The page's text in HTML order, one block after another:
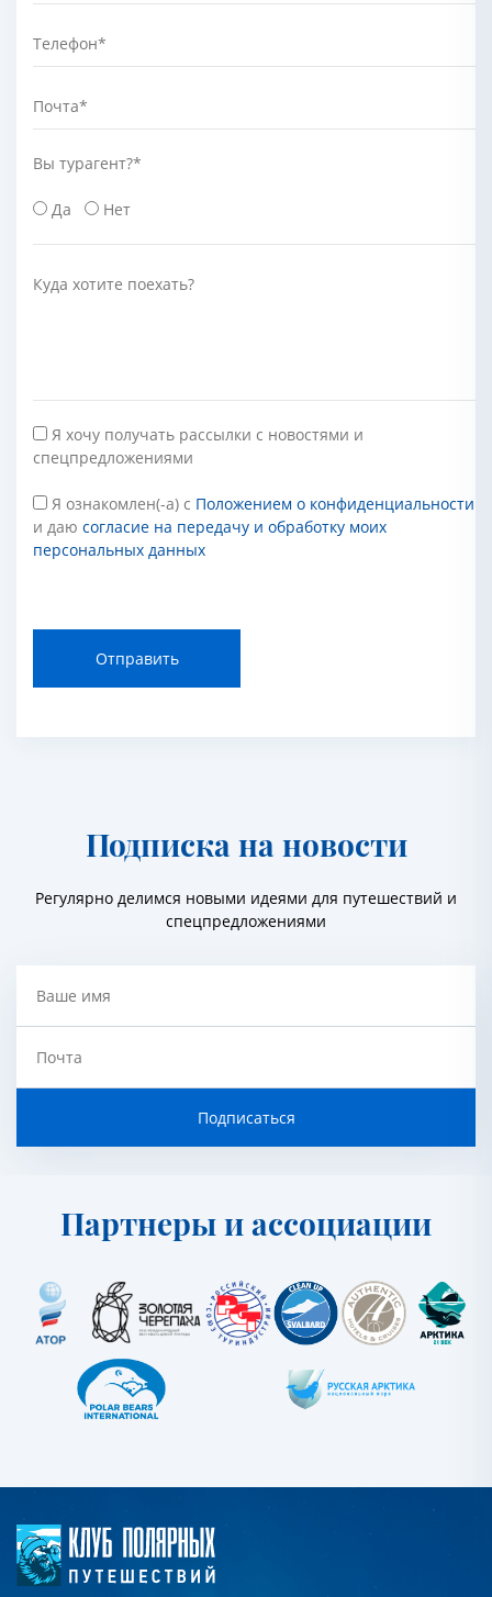
Телефон*
Почта*
Вы турагент?*
Да Нет
Куда хотите поехать?
Я хочу получать рассылки с новостями и
спецпредложениями
Я ознакомлен(-а) с Положением о конфиденциальности
и даю согласие на передачу и обработку моих
персональных данных
Отправить
Подписка на новости
Регулярно делимся новыми идеями для путешествий и
спецпредложениями
Ваше имя
Почта
Подписаться
Партнеры и ассоциации